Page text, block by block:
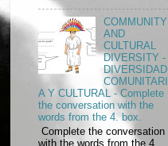
COMMUNITY
AND
CULTURAL
DIVERSITY -
DIVERSIDAD
COMUNITARI
A Y CULTURAL - Complete
the conversation with the
words from the 4. box.
Complete the conversation
with the words from the 4.